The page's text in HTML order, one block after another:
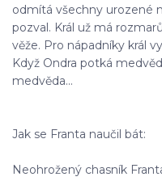
odmítá všechny urozené
pozval. Král už má
věže. Pro nápadníky král
Když Ondra potká
medvěda...
Jak se Franta naučil bát:
Neohrožený chasník